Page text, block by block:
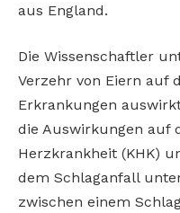
aus England.
Die Wissenschaftler
Verzehr von Eiern auf
Erkrankungen
die Auswirkungen auf
Herzkrankheit (KHK)
dem Schlaganfall
zwischen einem